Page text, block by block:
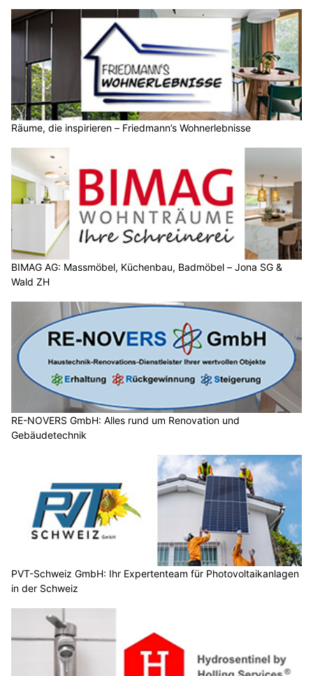
Räume, die inspirieren – Friedmann’s Wohnerlebnisse
BIMAG AG: Massmöbel, Küchenbau, Badmöbel – Jona SG &
Wald ZH
RE-NOVERS GmbH: Alles rund um Renovation und
Gebäudetechnik
PVT-Schweiz GmbH: Ihr Expertenteam für Photovoltaikanlagen
in der Schweiz